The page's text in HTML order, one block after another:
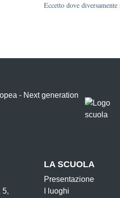
Eccetto dove
5,
LA SCUOLA
Presentazione
I luoghi